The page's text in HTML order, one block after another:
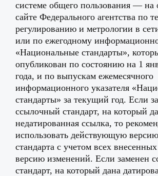
системе общего пользования —
сайте Федерального агентства по
регулированию и метрологии в
или по ежегодному
«Национальные стандарты»,
опубликован по состоянию на 1
года, и по выпускам ежемесячного
информационного указателя
стандарты» за текущий год. Если
ссылочный стандарт, на который
недатированная ссылка, то
использовать действующую
стандарта с учетом всех
версию изменений. Если заменен
стандарт, на который дана